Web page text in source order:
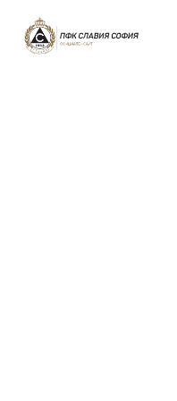
content